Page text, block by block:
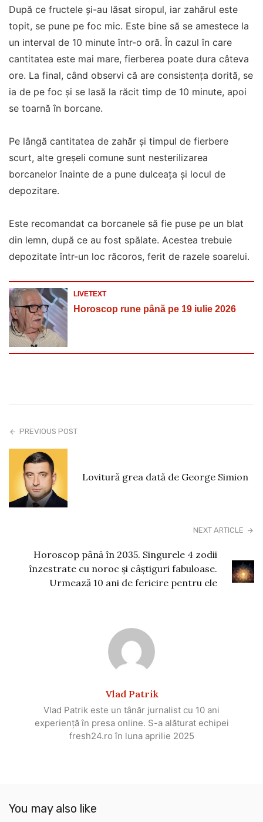
După ce fructele și-au lăsat siropul, iar zahărul este
topit, se pune pe foc mic. Este bine să se amestece la
un interval de 10 minute într-o oră. În cazul în care
cantitatea este mai mare, fierberea poate dura câteva
ore. La final, când observi că are consistența dorită, se
ia de pe foc și se lasă la răcit timp de 10 minute, apoi
se toarnă în borcane.
Pe lângă cantitatea de zahăr și timpul de fierbere
scurt, alte greșeli comune sunt nesterilizarea
borcanelor înainte de a pune dulceața și locul de
depozitare.
Este recomandat ca borcanele să fie puse pe un blat
din lemn, după ce au fost spălate. Acestea trebuie
depozitate într-un loc răcoros, ferit de razele soarelui.
LIVETEXT
Horoscop rune până pe 19 iulie 2026
PREVIOUS POST
Lovitură grea dată de George Simion
NEXT ARTICLE
Horoscop până în 2035. Singurele 4 zodii
înzestrate cu noroc și câștiguri fabuloase.
Urmează 10 ani de fericire pentru ele
Vlad Patrik
Vlad Patrik este un tânăr jurnalist cu 10 ani
experiență în presa online. S-a alăturat echipei
fresh24.ro în luna aprilie 2025
You may also like